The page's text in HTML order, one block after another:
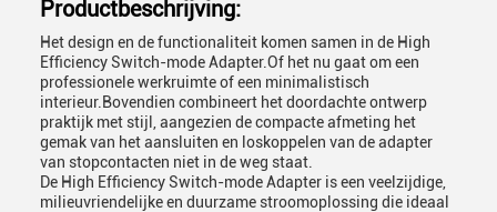
Productbeschrijving:
Het design en de functionaliteit komen samen in de High
Efficiency Switch-mode Adapter.Of het nu gaat om een
professionele werkruimte of een minimalistisch
interieur.Bovendien combineert het doordachte ontwerp
praktijk met stijl, aangezien de compacte afmeting het
gemak van het aansluiten en loskoppelen van de adapter
van stopcontacten niet in de weg staat.
De High Efficiency Switch-mode Adapter is een veelzijdige,
milieuvriendelijke en duurzame stroomoplossing die ideaal